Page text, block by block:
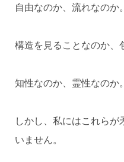
自由なのか、流れなのか。
構造を見ることなのか、
知性なのか、霊性なのか。
しかし、私にはこれらが
いません。